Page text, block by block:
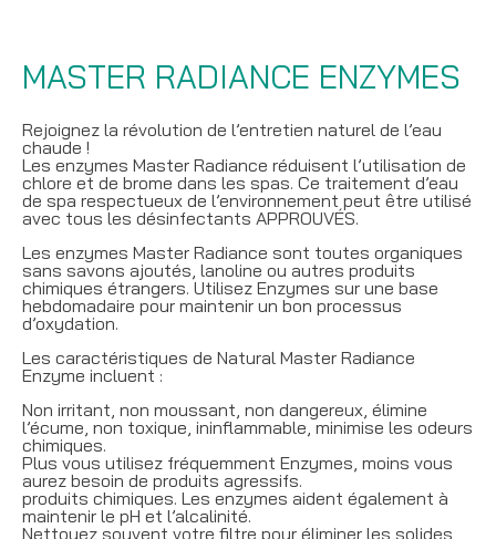
MASTER RADIANCE ENZYMES
Rejoignez la révolution de l’entretien naturel de l’eau
chaude !
Les enzymes Master Radiance réduisent l’utilisation de
chlore et de brome dans les spas. Ce traitement d’eau
de spa respectueux de l’environnement peut être utilisé
avec tous les désinfectants APPROUVÉS.
Les enzymes Master Radiance sont toutes organiques
sans savons ajoutés, lanoline ou autres produits
chimiques étrangers. Utilisez Enzymes sur une base
hebdomadaire pour maintenir un bon processus
d’oxydation.
Les caractéristiques de Natural Master Radiance
Enzyme incluent :
Non irritant, non moussant, non dangereux, élimine
l’écume, non toxique, ininflammable, minimise les odeurs
chimiques.
Plus vous utilisez fréquemment Enzymes, moins vous
aurez besoin de produits agressifs.
produits chimiques. Les enzymes aident également à
maintenir le pH et l’alcalinité.
Nettoyez souvent votre filtre pour éliminer les solides